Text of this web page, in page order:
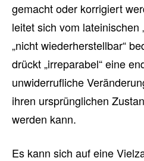
gemacht oder korrigiert
leitet sich vom lateinischen
„nicht wiederherstellbar“
drückt „irreparabel“ eine
unwiderrufliche
ihren ursprünglichen
werden kann.
Es kann sich auf eine